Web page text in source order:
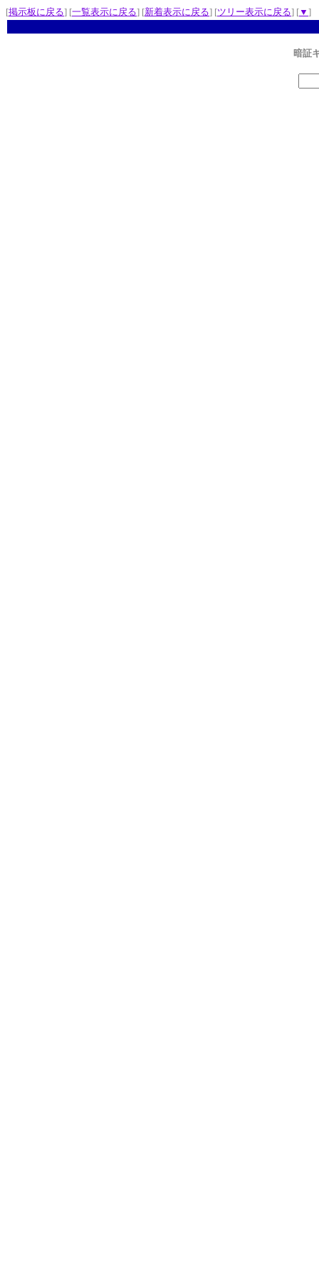
[掲示板に戻る] [一覧表示に戻る] [新着表示に戻る] [ツリー表示に戻る] [▼ ]
暗証